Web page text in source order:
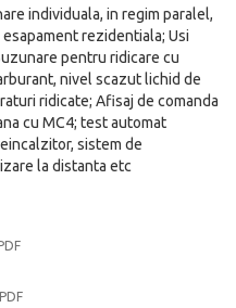
individuala, in regim paralel,
rezidentiala; Usi
pentru ridicare cu
nivel scazut lichid de
ridicate; Afisaj de comanda
cu MC4; test automat
sistem de
la distanta etc